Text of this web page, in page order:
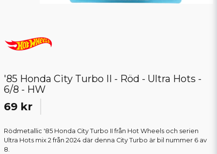
'85 Honda City Turbo II - Röd - Ultra Hots -
6/8 - HW
69 kr
Rödmetallic '85 Honda City Turbo II från Hot Wheels och serien
Ultra Hots mix 2 från 2024 där denna City Turbo är bil nummer 6 av
8.